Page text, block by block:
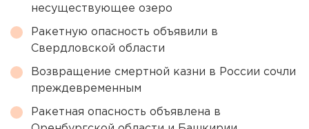
несуществующее озеро
Ракетную опасность объявили в
Свердловской области
Возвращение смертной казни в России сочли
преждевременным
Ракетная опасность объявлена в